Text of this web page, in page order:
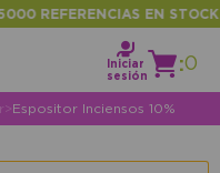
REFERENCIAS EN STOCK •
Iniciar
sesión
:0
>Espositor Inciensos 10%